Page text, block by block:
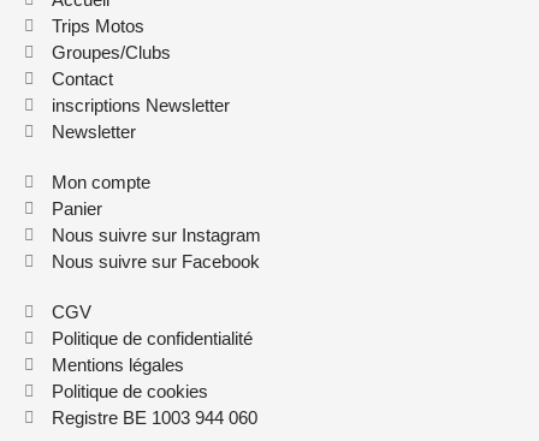
Trips Motos
Groupes/Clubs
Contact
inscriptions Newsletter
Newsletter
Mon compte
Panier
Nous suivre sur Instagram
Nous suivre sur Facebook
CGV
Politique de confidentialité
Mentions légales
Politique de cookies
Registre BE 1003 944 060